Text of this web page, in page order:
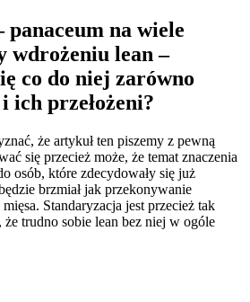
panaceum na wiele
wdrożeniu lean –
co do niej zarówno
ich przełożeni?
że artykuł ten piszemy z pewną
się przecież może, że temat znaczenia
osób, które zdecydowały się już
brzmiał jak przekonywanie
Standaryzacja jest przecież tak
że trudno sobie lean bez niej w ogóle